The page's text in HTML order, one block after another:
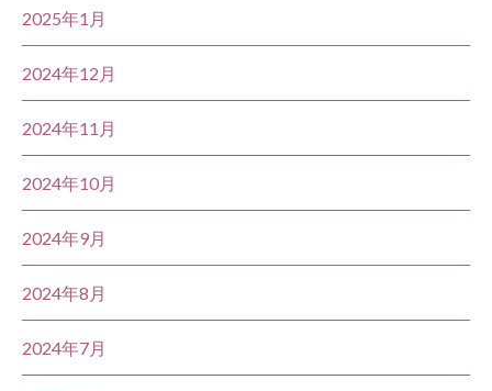
2025年1月
2024年12月
2024年11月
2024年10月
2024年9月
2024年8月
2024年7月